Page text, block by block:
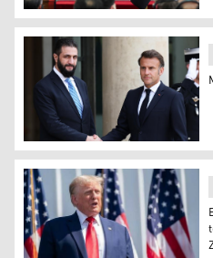
Fransa Cumhurbaşkanı
Ahmed Şaraa ile